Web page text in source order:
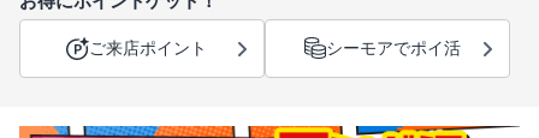
ご来店ポイント シーモアでポイ活